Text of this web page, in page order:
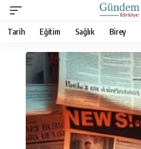
Tarih Eğitim Sağlık Birey